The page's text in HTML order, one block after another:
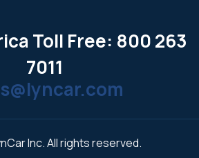
Toll Free: 800 263
7011
Inc. All rights reserved.